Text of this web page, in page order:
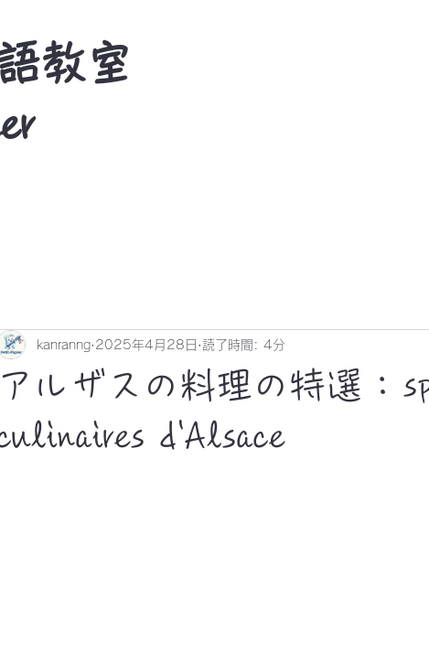
教室
アルザスの料理の特選 :
d'Alsace
kanranng 2025年4月28日 読了時間: 4分